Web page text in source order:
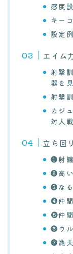
感度
キー
設定例
エイム
射撃
器を
射撃
カジ
対人
立ち回
❶射線
❷高い
❸なる
❹仲間
❺仲
❻ウル
❼漁